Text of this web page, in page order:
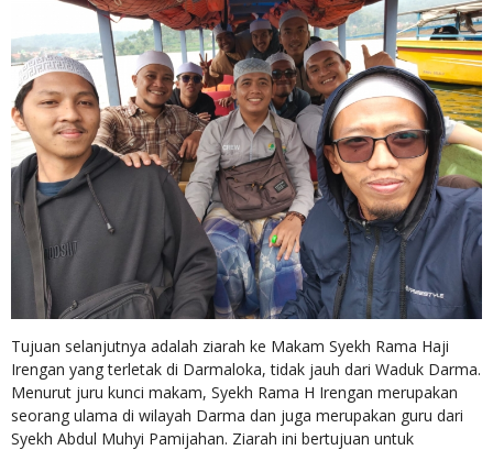
Tujuan selanjutnya adalah ziarah ke Makam Syekh Rama Haji
Irengan yang terletak di Darmaloka, tidak jauh dari Waduk Darma.
Menurut juru kunci makam, Syekh Rama H Irengan merupakan
seorang ulama di wilayah Darma dan juga merupakan guru dari
Syekh Abdul Muhyi Pamijahan. Ziarah ini bertujuan untuk